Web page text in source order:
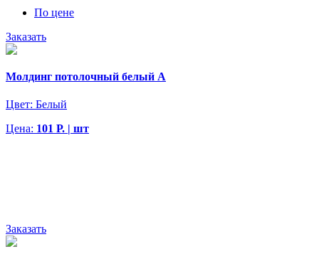
По цене
Заказать
Молдинг потолочный белый А
Цвет: Белый
Цена: 101 Р. | шт
Заказать